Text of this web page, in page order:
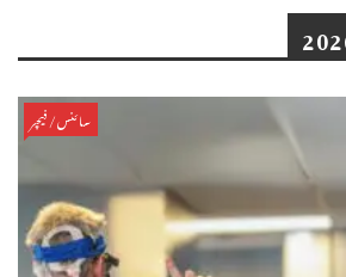
سائنس/فیچر